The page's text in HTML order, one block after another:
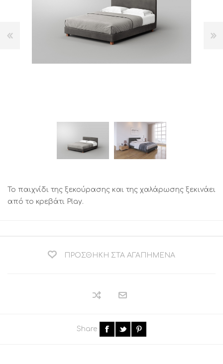
Το παιχνίδι της ξεκούρασης και της χαλάρωσης ξεκινάει
από το κρεβάτι Play.
ΠΡΟΣΘΉΚΗ ΣΤΑ ΑΓΑΠΗΜΈΝΑ
Share